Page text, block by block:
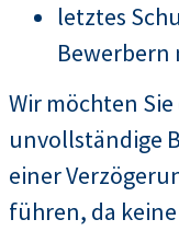
letztes
Wir möchten
unvollständige
einer
führen, da